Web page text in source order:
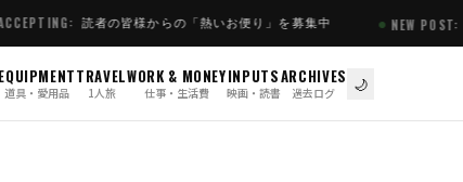
読者の皆様からの「熱いお便り」を募集中 NEW POST: 【
EQUIPMENT
道具・愛用品
TRAVEL
1人旅
WORK & MONEY
仕事・生活費
INPUTS
映画・読書
ARCHIVES
過去ログ 🌙